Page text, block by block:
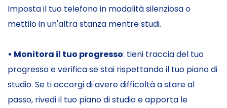
Imposta il tuo telefono in modalità silenziosa o
mettilo in un'altra stanza mentre studi.
• Monitora il tuo progresso: tieni traccia del tuo
progresso e verifica se stai rispettando il tuo piano di
studio. Se ti accorgi di avere difficoltà a stare al
passo, rivedi il tuo piano di studio e apporta le